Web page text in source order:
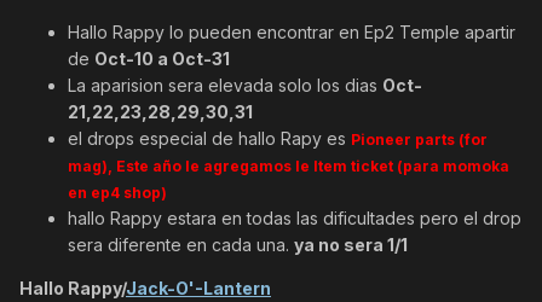
Hallo Rappy lo pueden encontrar en Ep2 Temple apartir
de Oct-10 a Oct-31
La aparision sera elevada solo los dias Oct-
21,22,23,28,29,30,31
el drops especial de hallo Rapy es Pioneer parts (for
mag) , Este año le agregamos le Item ticket (para momoka
en ep4 shop)
hallo Rappy estara en todas las dificultades pero el drop
sera diferente en cada una. ya no sera 1/1
Hallo Rappy/Jack-O'-Lantern